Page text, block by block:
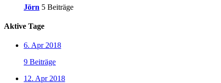
Jörn 5 Beiträge
Aktive Tage
6. Apr 2018
9 Beiträge
12. Apr 2018